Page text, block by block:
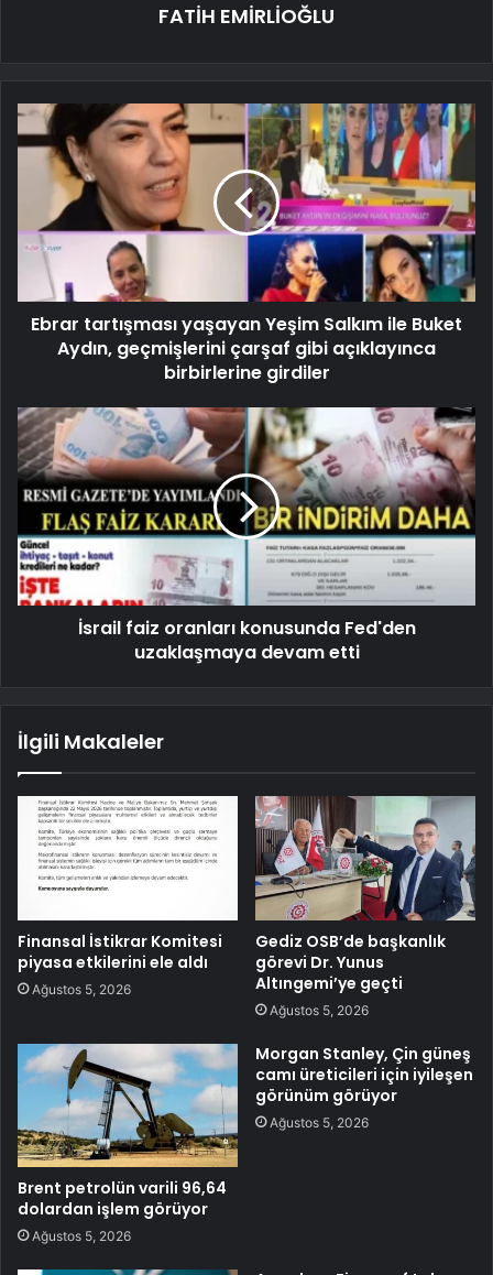
FATİH EMİRLİOĞLU
Ebrar tartışması yaşayan Yeşim Salkım ile Buket
Aydın, geçmişlerini çarşaf gibi açıklayınca
birbirlerine girdiler
İsrail faiz oranları konusunda Fed'den
uzaklaşmaya devam etti
İlgili Makaleler
Finansal İstikrar Komitesi
piyasa etkilerini ele aldı
Ağustos 5, 2026
Gediz OSB’de başkanlık
görevi Dr. Yunus
Altıngemi’ye geçti
Ağustos 5, 2026
Brent petrolün varili 96,64
dolardan işlem görüyor
Ağustos 5, 2026
Morgan Stanley, Çin güneş
camı üreticileri için iyileşen
görünüm görüyor
Ağustos 5, 2026